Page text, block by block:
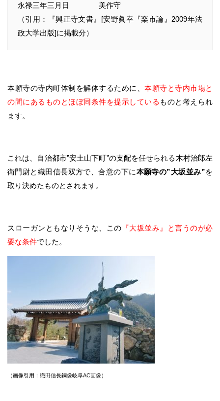
永禄三年三月日 美作守
（引用：『興正寺文書』[安野眞幸『楽市論』2009年法
政大学出版]に掲載分）
本願寺の寺内町体制を解体するために、 本願寺と寺内市場と
の間にあるものとほぼ同条件を提示している ものと考えられ
ます。
これは、自治都市”安土山下町”の支配を任せられる木村治郎左
衛門尉と織田信長双方で、合意の下に本願寺の”大坂並み”を
取り決めたものとされます。
スローガンともなりそうな、この 『大坂並み』と言うのが必
要な条件でした。
（画像引用：織田信長銅像岐阜AC画像）